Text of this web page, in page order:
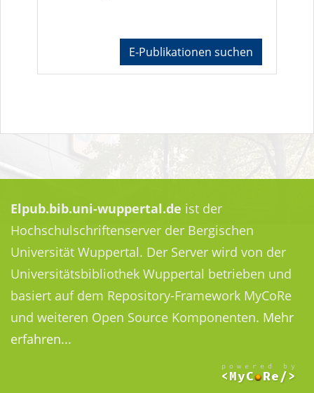
E-Publikationen suchen
Elpub.bib.uni-wuppertal.de ist der
Hochschulschriftenserver der Bergischen
Universität Wuppertal. Der Server wird von der
Universitätsbibliothek Wuppertal betrieben und
basiert auf dem Repository-Framework MyCoRe
und weiteren Open Source Komponenten. Mehr
erfahren...